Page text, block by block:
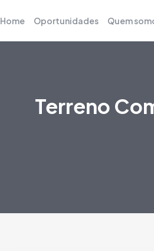
Home Oportunidades Quem
Terreno